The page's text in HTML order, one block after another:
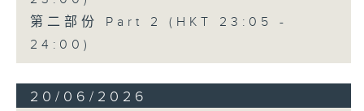
第二部份 Part 2 (HKT 23:05 -
24:00)
20/06/2026